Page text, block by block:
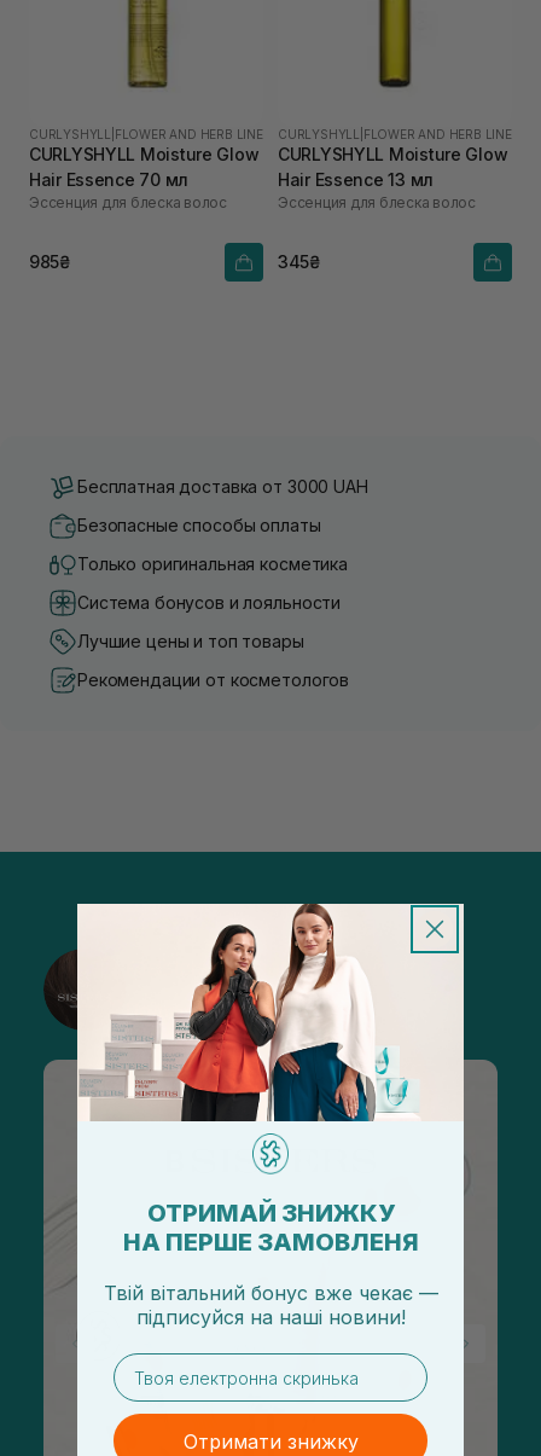
CURLYSHYLL FLOWER AND HERB LINE
CURLYSHYLL Moisture Glow
Hair Essence 70 мл
Эссенция для блеска волос
985₴
CURLYSHYLL FLOWER AND HERB LINE
CURLYSHYLL Moisture Glow
Hair Essence 13 мл
Эссенция для блеска волос
345₴
Бесплатная доставка от 3000 UAH
Безопасные способы оплаты
Только оригинальная косметика
Система бонусов и лояльности
Лучшие цены и топ товары
Рекомендации от косметологов
@sisters_stelmakh в Instagram
Подписаться
ОТРИМАЙ ЗНИЖКУ
НА ПЕРШЕ ЗАМОВЛЕНЯ
Твій вітальний бонус вже чекає —
підписуйся на наші новини!
email
Отримати знижку